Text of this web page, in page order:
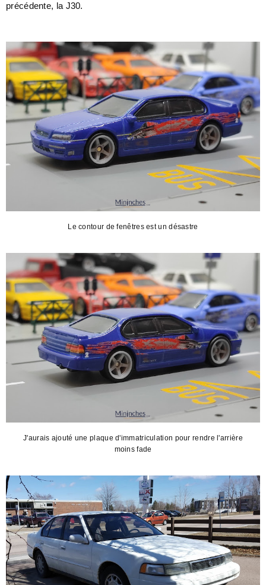
précédente, la J30.
Le contour de fenêtres est un désastre
J'aurais ajouté une plaque d'immatriculation pour rendre l'arrière
moins fade